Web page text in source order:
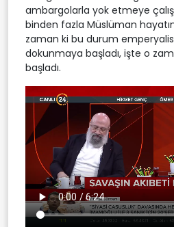
ambargolarla yok etmeye
binden fazla Müslüman
zaman ki bu durum
dokunmaya başladı, işte o
başladı.